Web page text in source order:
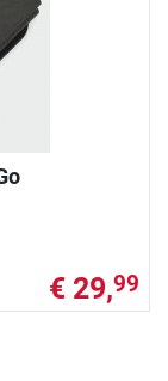
€ 29,99